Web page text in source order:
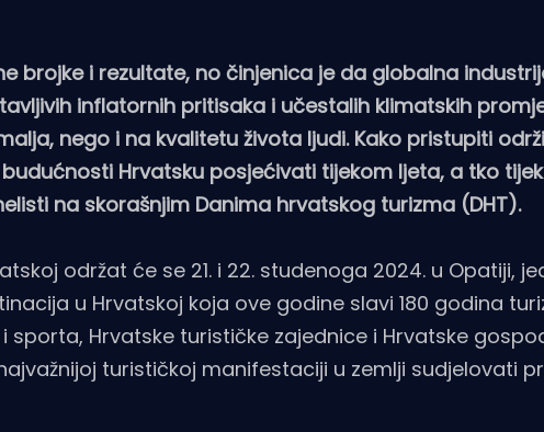
brojke i rezultate, no činjenica je da globalna
inflatornih pritisaka i učestalih klimatskih
nego i na kvalitetu života ljudi. Kako pristupiti
Hrvatsku posjećivati tijekom ljeta, a tko
na skorašnjim Danima hrvatskog turizma (DHT).
održat će se 21. i 22. studenoga 2024. u Opatiji,
u Hrvatskoj koja ove godine slavi 180 godina
sporta, Hrvatske turističke zajednice i Hrvatske
turističkoj manifestaciji u zemlji sudjelovati